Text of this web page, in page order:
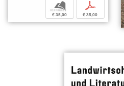
b
€ 35,00
p
€ 35,00